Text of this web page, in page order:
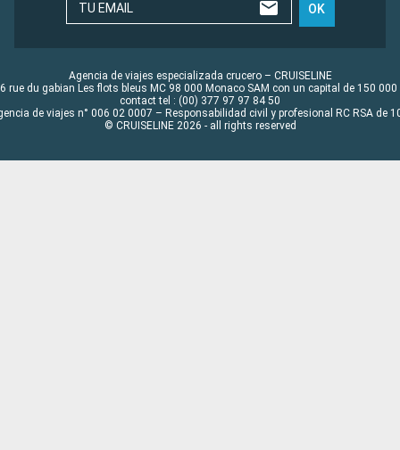
TU EMAIL OK
Agencia de viajes especializada crucero – CRUISELINE
rue du gabian Les flots bleus MC 98 000 Monaco SAM con un capital de 150 000
contact tel : (00) 377 97 97 84 50
de viajes n° 006 02 0007 – Responsabilidad civil y profesional RC RSA de
© CRUISELINE 2026 - all rights reserved